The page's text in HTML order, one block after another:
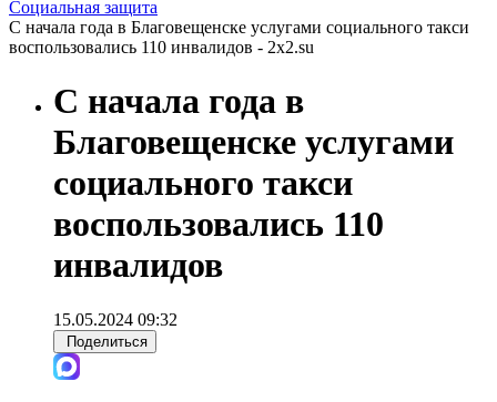
Социальная защита
С начала года в Благовещенске услугами социального такси
воспользовались 110 инвалидов - 2x2.su
С начала года в
Благовещенске услугами
социального такси
воспользовались 110
инвалидов
15.05.2024 09:32
Поделиться